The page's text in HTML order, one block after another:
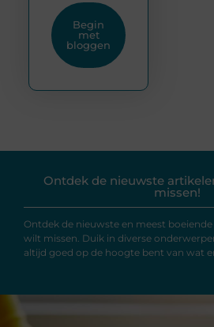
Begin
met
bloggen
Ontdek de nieuwste
missen!
Ontdek de nieuwste en meest
wilt missen. Duik in diverse
altijd goed op de hoogte bent van wat